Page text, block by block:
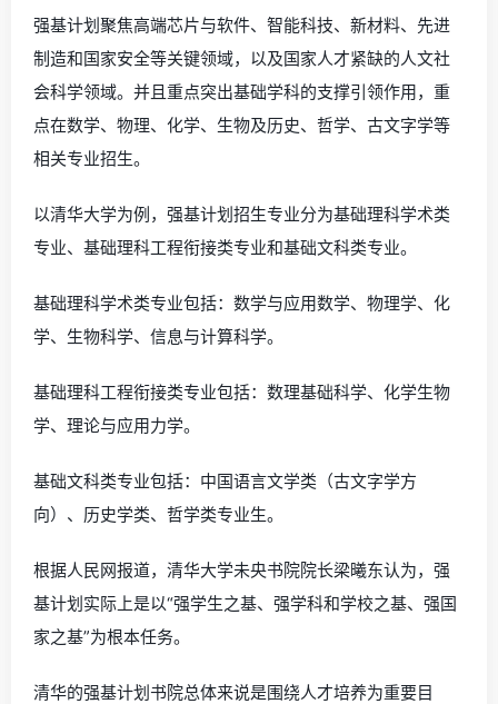
强基计划聚焦高端芯片与软件、智能科技、新材料、先进
制造和国家安全等关键领域，以及国家人才紧缺的人文社
会科学领域。并且重点突出基础学科的支撑引领作用，重
点在数学、物理、化学、生物及历史、哲学、古文字学等
相关专业招生。
以清华大学为例，强基计划招生专业分为基础理科学术类
专业、基础理科工程衔接类专业和基础文科类专业。
基础理科学术类专业包括：数学与应用数学、物理学、化
学、生物科学、信息与计算科学。
基础理科工程衔接类专业包括：数理基础科学、化学生物
学、理论与应用力学。
基础文科类专业包括：中国语言文学类（古文字学方
向）、历史学类、哲学类专业生。
根据人民网报道，清华大学未央书院院长梁曦东认为，强
基计划实际上是以“强学生之基、强学科和学校之基、强国
家之基”为根本任务。
清华的强基计划书院总体来说是围绕人才培养为重要目